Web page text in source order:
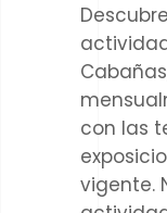
con las
vigente.